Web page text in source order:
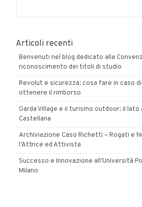
Articoli recenti
Benvenuti nel blog dedicato alla
riconoscimento dei titoli di studio
Revolut e sicurezza: cosa fare in caso
ottenere il rimborso
Garda Village e il turismo outdoor: il
Castellana
Archiviazione Caso Richetti – Rogati e
l’Attrice ed Attivista
Successo e Innovazione all’Università
Milano